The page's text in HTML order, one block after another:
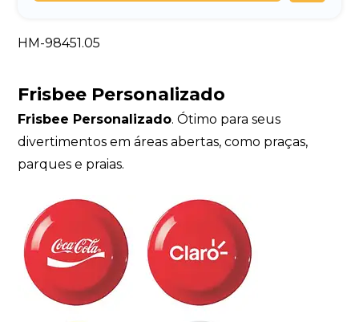
HM-98451.05
Frisbee Personalizado
Frisbee Personalizado. Ótimo para seus
divertimentos em áreas abertas, como praças,
parques e praias.